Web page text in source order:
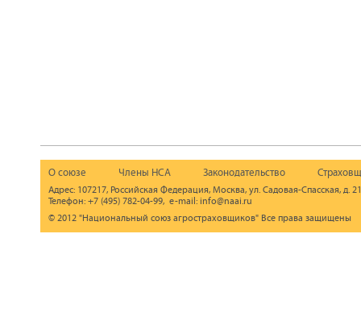
О союзе Члены НСА Законодательство
Адрес: 107217, Российская Федерация, Москва, ул. Садовая-Спасская, д.
Телефон: +7 (495) 782-04-99, e-mail: info@naai.ru
© 2012 "Национальный союз агростраховщиков" Все права защищены